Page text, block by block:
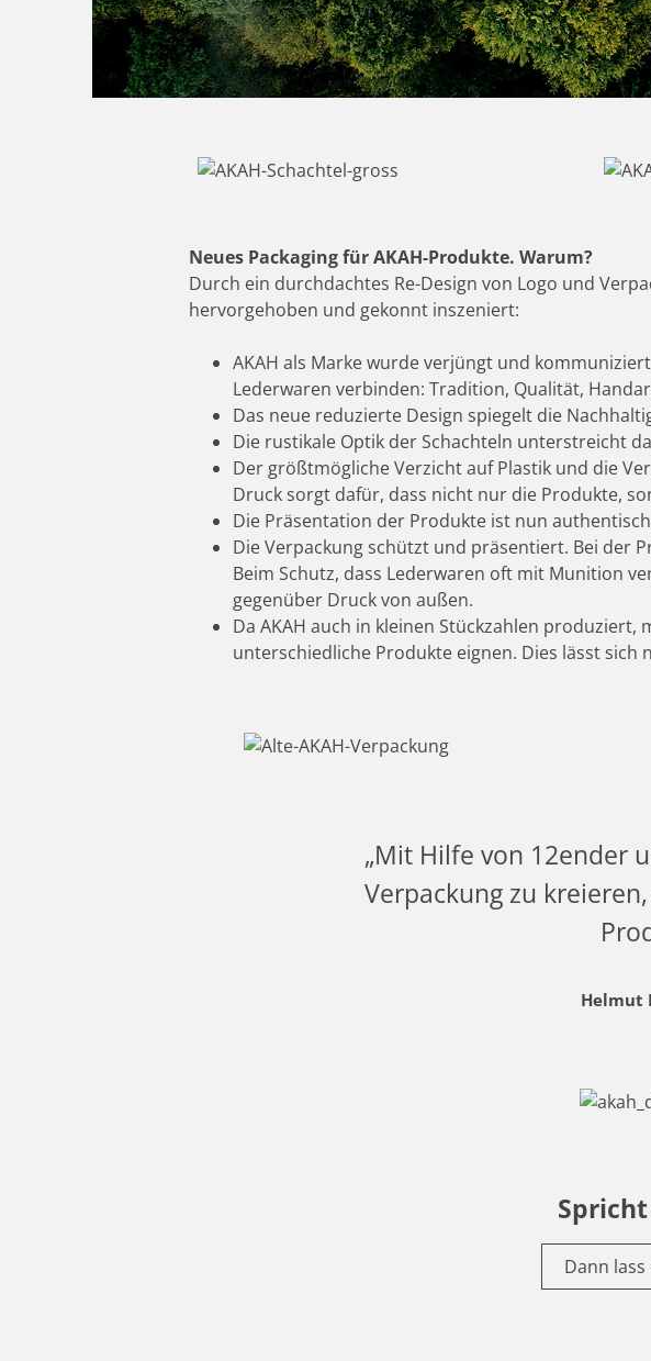
Neues Packaging für AKAH-Produkte. Warum?
Durch ein durchdachtes Re-Design von Logo und
hervorgehoben und gekonnt inszeniert:
AKAH als Marke wurde verjüngt und
Lederwaren verbinden: Tradition, Qualität,
Das neue reduzierte Design spiegelt die
Die rustikale Optik der Schachteln unterstreicht
Der größtmögliche Verzicht auf Plastik und die
Druck sorgt dafür, dass nicht nur die Produkte,
Die Präsentation der Produkte ist nun
Die Verpackung schützt und präsentiert. Bei der
Beim Schutz, dass Lederwaren oft mit Munition
gegenüber Druck von außen.
Da AKAH auch in kleinen Stückzahlen
unterschiedliche Produkte eignen. Dies lässt
„Mit Hilfe von 12ender
Verpackung zu
Helmut
Dann